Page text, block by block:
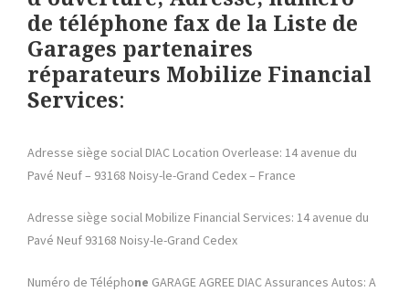
de téléphone fax de la Liste de
Garages partenaires
réparateurs Mobilize Financial
Services:
Adresse siège social DIAC Location Overlease: 14 avenue du
Pavé Neuf – 93168 Noisy-le-Grand Cedex – France
Adresse siège social Mobilize Financial Services: 14 avenue du
Pavé Neuf 93168 Noisy-le-Grand Cedex
Numéro de Téléphone GARAGE AGREE DIACAssurances Autos: A